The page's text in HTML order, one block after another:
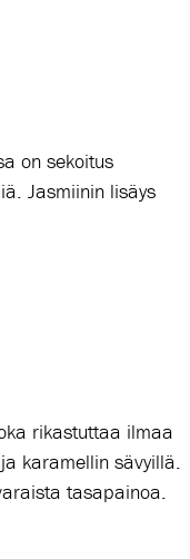
on sekoitus
Jasmiinin lisäys
rikastuttaa ilmaa
karamellin sävyillä.
tasapainoa.